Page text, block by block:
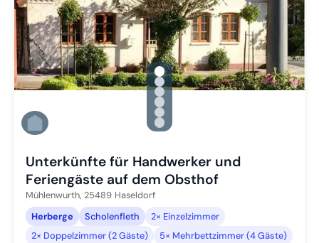
gallery.slide_selector
Zu Slide 1 wechseln
Zu Slide 2 wechseln
Zu Slide 3 wechseln
Zu Slide 4 wechseln
Zu Slide 5 wechseln
Zu Slide 6 wechseln
Unterkünfte für Handwerker und
Feriengäste auf dem Obsthof
Mühlenwurth, 25489 Haseldorf
Herberge
Scholenfleth
2× Einzelzimmer
2× Doppelzimmer (2 Gäste)
5× Mehrbettzimmer (4 Gäste)